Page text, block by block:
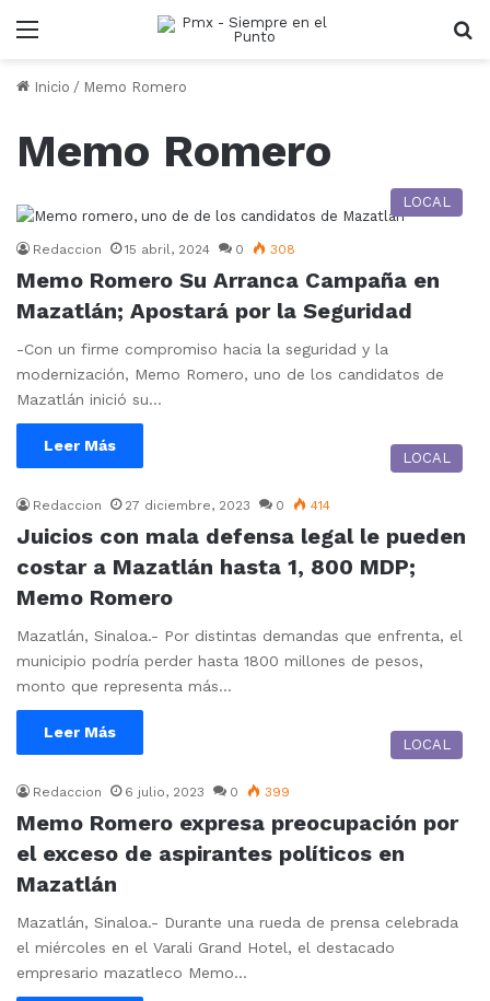
Menu
Inicio / Memo Romero
Memo Romero
LOCAL
Redaccion 15 abril, 2024 0 308
Memo Romero Su Arranca Campaña en
Mazatlán; Apostará por la Seguridad
-Con un firme compromiso hacia la seguridad y la
modernización, Memo Romero, uno de los candidatos de
Mazatlán inició su…
Leer Más
LOCAL
Redaccion 27 diciembre, 2023 0 414
Juicios con mala defensa legal le pueden
costar a Mazatlán hasta 1, 800 MDP;
Memo Romero
Mazatlán, Sinaloa.- Por distintas demandas que enfrenta, el
municipio podría perder hasta 1800 millones de pesos,
monto que representa más…
Leer Más
LOCAL
Redaccion 6 julio, 2023 0 399
Memo Romero expresa preocupación por
el exceso de aspirantes políticos en
Mazatlán
Mazatlán, Sinaloa.- Durante una rueda de prensa celebrada
el miércoles en el Varali Grand Hotel, el destacado
empresario mazatleco Memo…